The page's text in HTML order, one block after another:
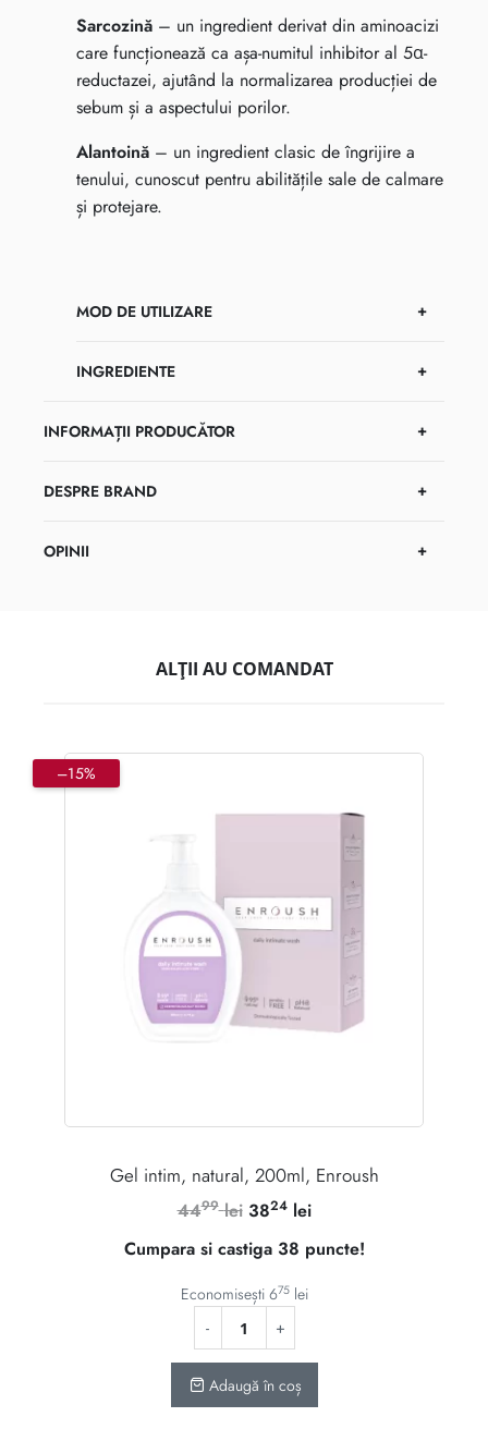
Sarcozină – un ingredient derivat din aminoacizi
care funcționează ca așa-numitul inhibitor al 5α-
reductazei, ajutând la normalizarea producției de
sebum și a aspectului porilor.
Alantoină – un ingredient clasic de îngrijire a
tenului, cunoscut pentru abilitățile sale de calmare
și protejare.
MOD DE UTILIZARE
INGREDIENTE
INFORMAȚII PRODUCĂTOR
DESPRE BRAND
OPINII
ALȚII AU COMANDAT
–15%
Gel intim, natural, 200ml, Enroush
4499 lei Prețul
inițial
a
fost:
4499 lei.
3824 leiPrețul
este:
Cumpara si castiga 38 puncte!
Economisești 675 lei
Adaugă în coș